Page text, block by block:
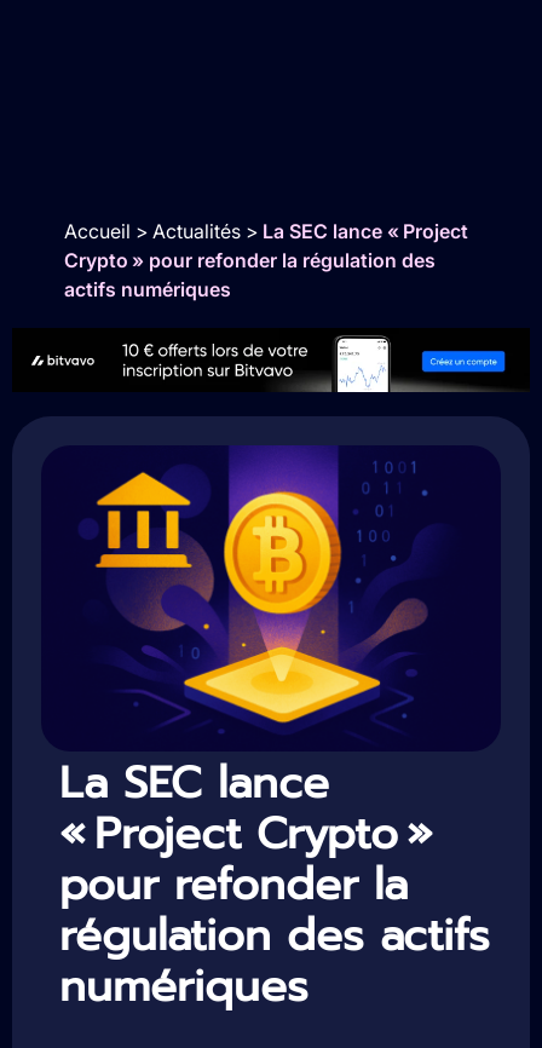
Accueil > Actualités> La SEC lance « Project
Crypto » pour refonder la régulation des
actifs numériques
La SEC lance
« Project Crypto »
pour refonder la
régulation des actifs
numériques